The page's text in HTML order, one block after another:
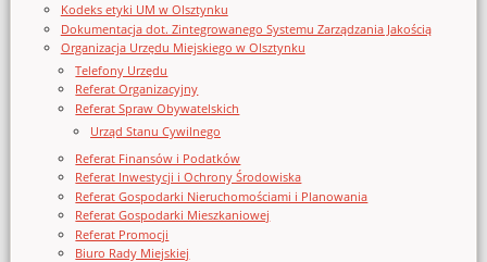
Kodeks etyki UM w Olsztynku
Dokumentacja dot. Zintegrowanego Systemu Zarządzania Jakością
Organizacja Urzędu Miejskiego w Olsztynku
Telefony Urzędu
Referat Organizacyjny
Referat Spraw Obywatelskich
Urząd Stanu Cywilnego
Referat Finansów i Podatków
Referat Inwestycji i Ochrony Środowiska
Referat Gospodarki Nieruchomościami i Planowania
Referat Gospodarki Mieszkaniowej
Referat Promocji
Biuro Rady Miejskiej